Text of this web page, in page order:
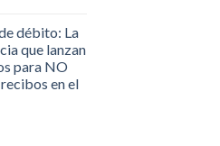
débito: La
que lanzan
para NO
en el